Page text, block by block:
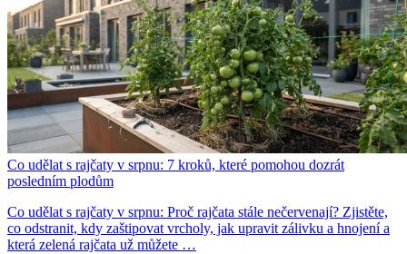
Co udělat s rajčaty v srpnu: 7 kroků, které pomohou dozrát
posledním plodům
Co udělat s rajčaty v srpnu: Proč rajčata stále nečervenají? Zjistěte,
co odstranit, kdy zaštipovat vrcholy, jak upravit zálivku a hnojení a
která zelená rajčata už můžete …